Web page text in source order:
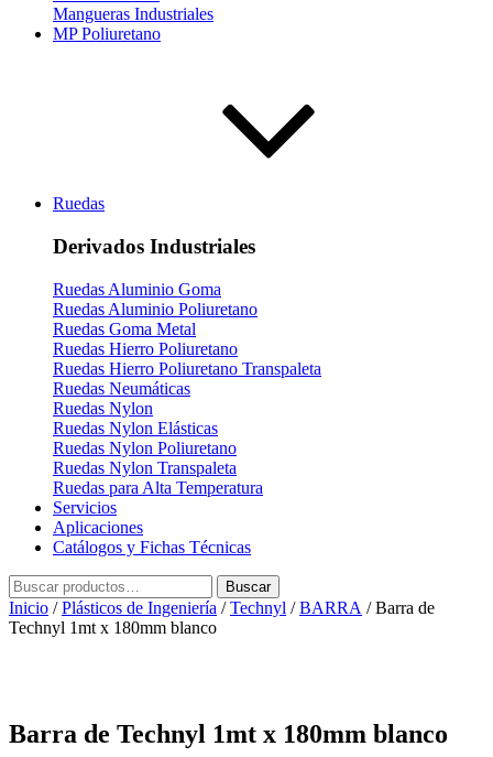
Mangueras Industriales
MP Poliuretano
Ruedas
Derivados Industriales
Ruedas Aluminio Goma
Ruedas Aluminio Poliuretano
Ruedas Goma Metal
Ruedas Hierro Poliuretano
Ruedas Hierro Poliuretano Transpaleta
Ruedas Neumáticas
Ruedas Nylon
Ruedas Nylon Elásticas
Ruedas Nylon Poliuretano
Ruedas Nylon Transpaleta
Ruedas para Alta Temperatura
Servicios
Aplicaciones
Catálogos y Fichas Técnicas
Buscar
por:
Buscar
Inicio /Plásticos de Ingeniería /Technyl /BARRA / Barra de
Technyl 1mt x 180mm blanco
Barra de Technyl 1mt x 180mm blanco